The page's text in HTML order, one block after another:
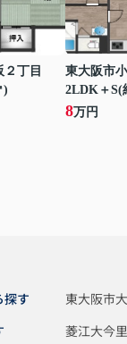
丁目
)
東大阪市
2LDK＋S(
8万円
探す 東大阪市
菱江大今里